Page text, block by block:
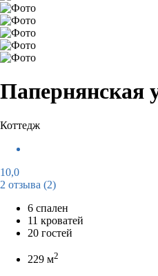
Папернянская
Коттедж
10,0
2 отзыва (2)
6 спален
11 кроватей
20 гостей
229 м2